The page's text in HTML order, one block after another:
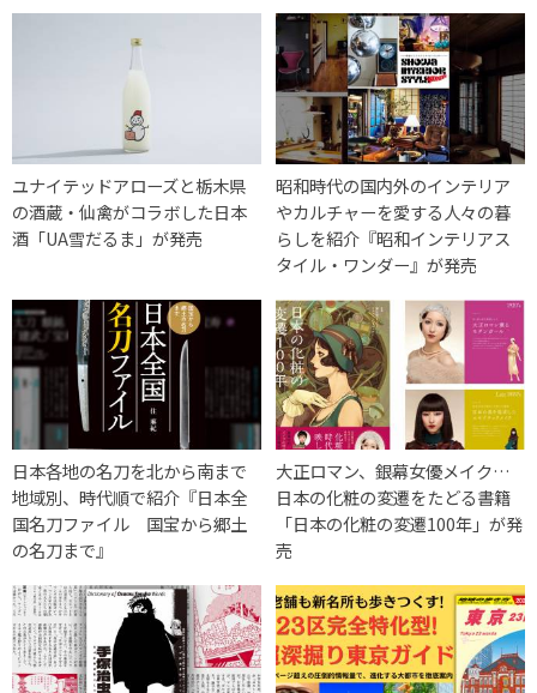
ユナイテッドアローズと栃木県
の酒蔵・仙禽がコラボした日本
酒「UA雪だるま」が発売
昭和時代の国内外のインテリア
やカルチャーを愛する人々の暮
らしを紹介『昭和インテリアス
タイル・ワンダー』が発売
日本各地の名刀を北から南まで
地域別、時代順で紹介『日本全
国名刀ファイル 国宝から郷土
の名刀まで』
大正ロマン、銀幕女優メイク…
日本の化粧の変遷をたどる書籍
「日本の化粧の変遷100年」が発
売